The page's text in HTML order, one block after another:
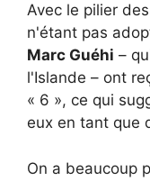
Avec le pilier
n'étant pas
Marc Guéhi –
l'Islande – ont
« 6 », ce qui
eux en tant que
On a beaucoup